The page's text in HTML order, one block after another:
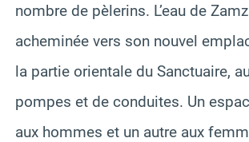
nombre de pèlerins. L’eau de
acheminée vers son nouvel
la partie orientale du Sanctuaire,
pompes et de conduites. Un
aux hommes et un autre aux